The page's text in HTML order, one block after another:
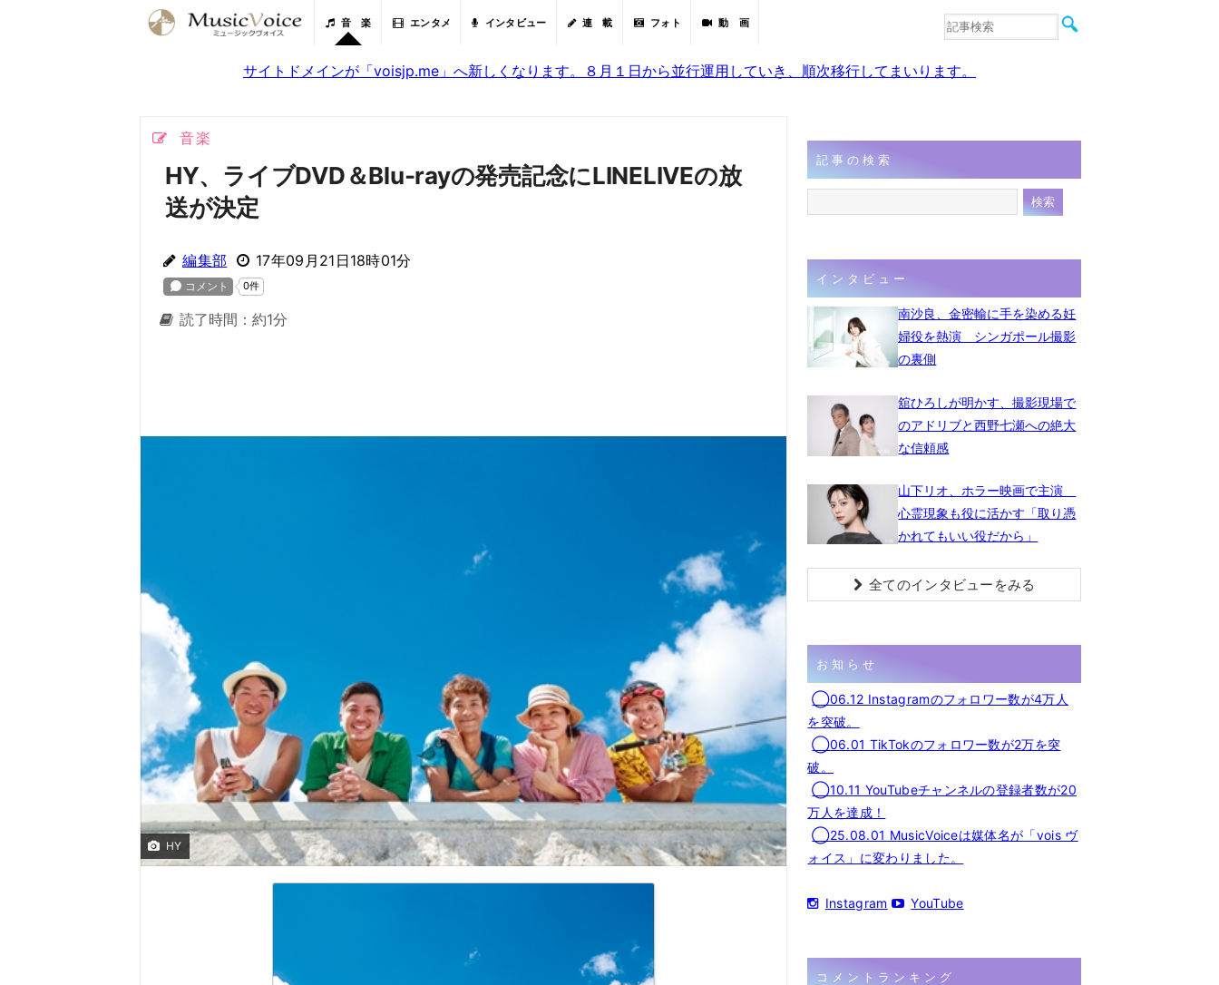
音 楽 エンタメ インタビュー 連 載 フォト 動 画
音楽
サイトドメインが「voisjp.me」へ新しくなります。８月１日から並行運用していき、順次移行してまいります。
音楽
HY、ライブDVD＆Blu-rayの発売記念にLINELIVEの放
送が決定
編集部 17年09月21日18時01分
読了時間：約1分
HY
記事の検索
インタビュー
南沙良、金密輸に手を染める妊
婦役を熱演 シンガポール撮影
の裏側
舘ひろしが明かす、撮影現場で
のアドリブと西野七瀬への絶大
な信頼感
山下リオ、ホラー映画で主演
心霊現象も役に活かす「取り憑
かれてもいい役だから」
全てのインタビューをみる
お知らせ
◯06.12 Instagramのフォロワー数が4万人
を突破。
◯06.01 TikTokのフォロワー数が2万を突
破。
◯10.11 YouTubeチャンネルの登録者数が20
万人を達成！
◯25.08.01 MusicVoiceは媒体名が「vois ヴ
ォイス」に変わりました。
Instagram YouTube
コメントランキング